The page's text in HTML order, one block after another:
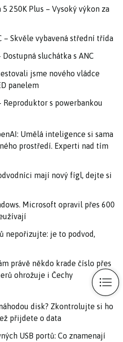
250K Plus – Vysoký výkon za
– Skvěle vybavená střední třída
sluchátka s ANC
jsme nového vládce
panelem
Reproduktor s powerbankou
Umělá inteligence si sama
prostředí. Experti nad tím
mají nový fígl, dejte si
Microsoft opravil přes 600
nepořizujte: je to podvod,
právě někdo krade číslo přes
ohrožuje i Čechy
disk? Zkontrolujte si ho
přijdete o data
USB portů: Co znamenají